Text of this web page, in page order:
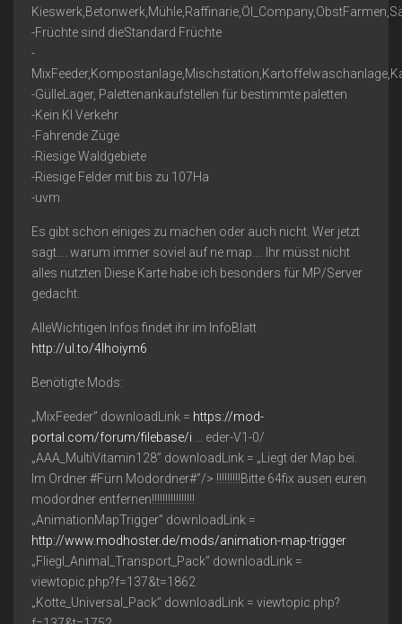
-Früchte sind dieStandard Früchte
-
-GülleLager, Palettenankaufstellen für bestimmte paletten
-Kein KI Verkehr
-Fahrende Züge
-Riesige Waldgebiete
-Riesige Felder mit bis zu 107Ha
-uvm
Es gibt schon einiges zu machen oder auch nicht. Wer jetzt
sagt…. warum immer soviel auf ne map…. Ihr müsst nicht
alles nutzten Diese Karte habe ich besonders für MP/Server
gedacht.
AlleWichtigen Infos findet ihr im InfoBlatt
http://ul.to/4lhoiym6
Benötigte Mods:
„MixFeeder” downloadLink = https://mod-
portal.com/forum/filebase/i … eder-V1-0/
„AAA_MultiVitamin128” downloadLink = „Liegt der Map bei.
Im Ordner #Fürn Modordner#”/> !!!!!!!!!Bitte 64fix ausen euren
modordner entfernen!!!!!!!!!!!!!!!!
„AnimationMapTrigger” downloadLink =
http://www.modhoster.de/mods/animation-map-trigger
„Fliegl_Animal_Transport_Pack” downloadLink =
viewtopic.php?f=137&t=1862
„Kotte_Universal_Pack” downloadLink = viewtopic.php?